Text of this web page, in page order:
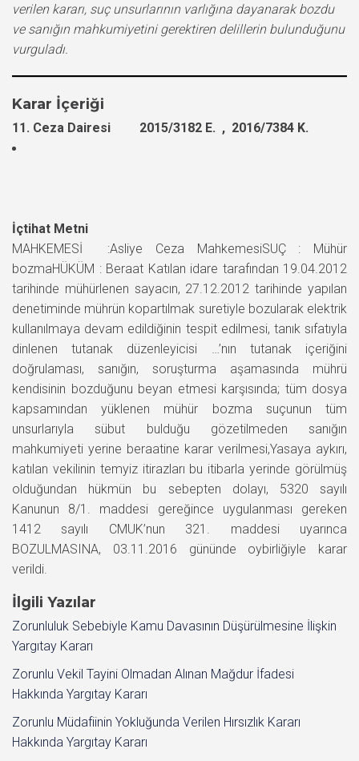
verilen kararı, suç unsurlarının varlığına dayanarak bozdu
ve sanığın mahkumiyetini gerektiren delillerin bulunduğunu
vurguladı.
Karar İçeriği
11. Ceza Dairesi 2015/3182 E. , 2016/7384 K.
İçtihat Metni
MAHKEMESİ :Asliye Ceza MahkemesiSUÇ : Mühür
bozmaHÜKÜM : Beraat Katılan idare tarafından 19.04.2012
tarihinde mühürlenen sayacın, 27.12.2012 tarihinde yapılan
denetiminde mührün kopartılmak suretiyle bozularak elektrik
kullanılmaya devam edildiğinin tespit edilmesi, tanık sıfatıyla
dinlenen tutanak düzenleyicisi …’nın tutanak içeriğini
doğrulaması, sanığın, soruşturma aşamasında mührü
kendisinin bozduğunu beyan etmesi karşısında; tüm dosya
kapsamından yüklenen mühür bozma suçunun tüm
unsurlarıyla sübut bulduğu gözetilmeden sanığın
mahkumiyeti yerine beraatine karar verilmesi,Yasaya aykırı,
katılan vekilinin temyiz itirazları bu itibarla yerinde görülmüş
olduğundan hükmün bu sebepten dolayı, 5320 sayılı
Kanunun 8/1. maddesi gereğince uygulanması gereken
1412 sayılı CMUK’nun 321. maddesi uyarınca
BOZULMASINA, 03.11.2016 gününde oybirliğiyle karar
verildi.
İlgili Yazılar
Zorunluluk Sebebiyle Kamu Davasının Düşürülmesine İlişkin
Yargıtay Kararı
Zorunlu Vekil Tayini Olmadan Alınan Mağdur İfadesi
Hakkında Yargıtay Kararı
Zorunlu Müdafiinin Yokluğunda Verilen Hırsızlık Kararı
Hakkında Yargıtay Kararı